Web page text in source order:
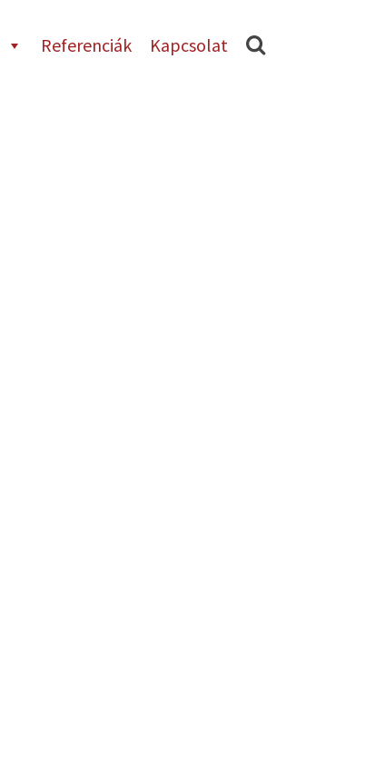
Referenciák Kapcsolat